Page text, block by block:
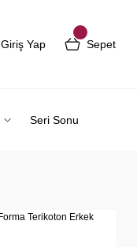
Giriş Yap Sepet
Seri Sonu